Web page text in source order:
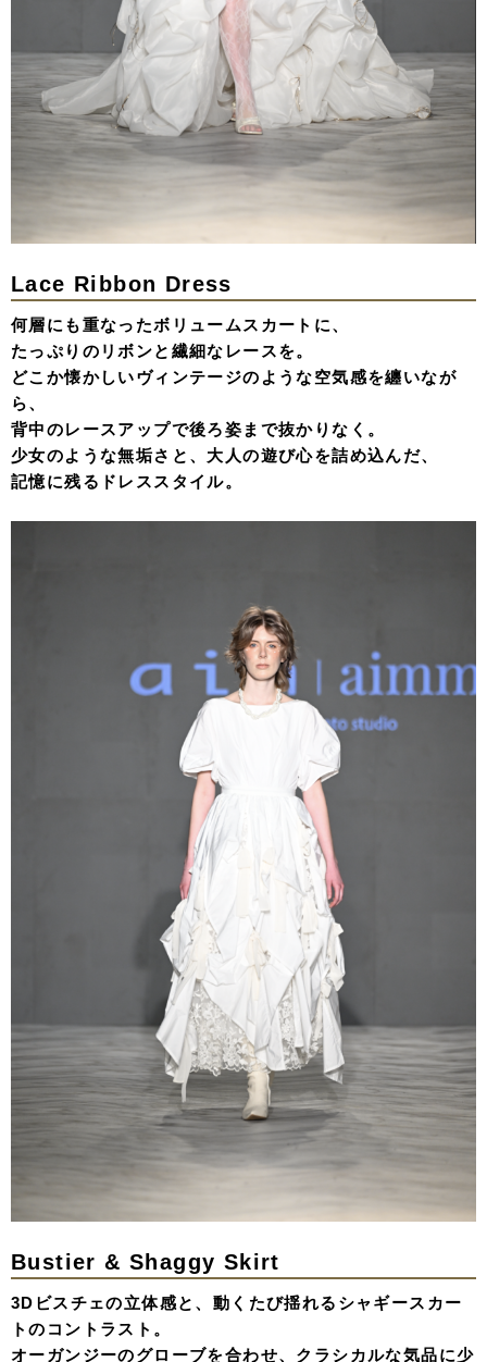
Lace Ribbon Dress
何層にも重なったボリュームスカートに、
たっぷりのリボンと繊細なレースを。
どこか懐かしいヴィンテージのような空気感を纏いなが
ら、
背中のレースアップで後ろ姿まで抜かりなく。
少女のような無垢さと、大人の遊び心を詰め込んだ、
記憶に残るドレススタイル。
Bustier & Shaggy Skirt
3Dビスチェの立体感と、動くたび揺れるシャギースカー
トのコントラスト。
オーガンジーのグローブを合わせ、クラシカルな気品に少